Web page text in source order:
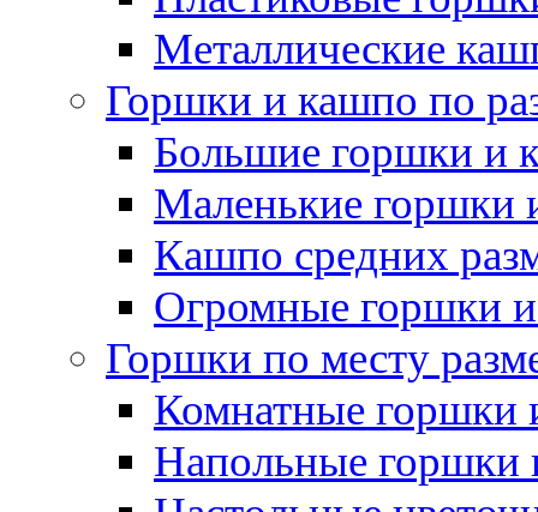
Металлические
Горшки и кашпо по
Большие горшки и
Маленькие горшки
Кашпо средних
Огромные горшки
Горшки по месту
Комнатные горшки
Напольные горшки